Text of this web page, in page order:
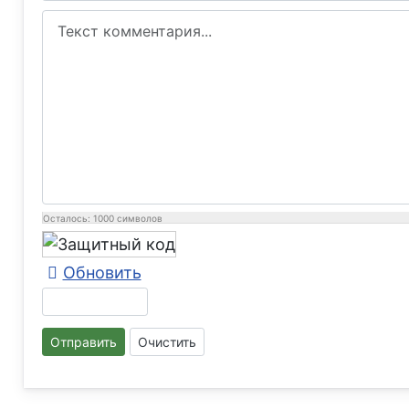
Осталось: 1000 символов
Обновить
Отправить Очистить